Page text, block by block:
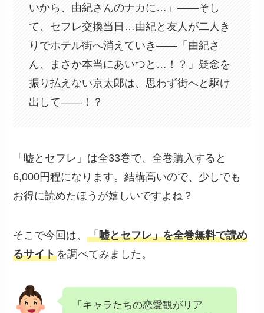
いから、由紀さんのナカに…」――そし
て、セフレ交換当日…由紀と友人が二人き
りでホテル街へ消えていき――「由紀さ
ん、まさか本当にあいつと…！？」疑念を
振り払えない京太郎は、思わず街へと駆け
出して――！？
「嘘とセフレ」は全33巻で、全巻購入すると
6,000円程になります。結構高いので、少しでも
お得に読めたほうが嬉しいですよね？
そこで今回は、「嘘とセフレ」を全巻無料で読め
るサイトを調べてみました。
「キャラたちの恋愛観がリア